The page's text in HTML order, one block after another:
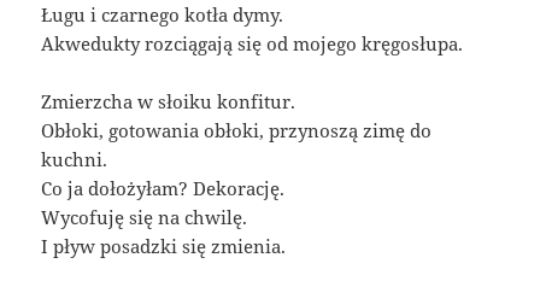
Ługu i czarnego kotła dymy.
Akwedukty rozciągają się od mojego kręgosłupa.
Zmierzcha w słoiku konfitur.
Obłoki, gotowania obłoki, przynoszą zimę do
kuchni.
Co ja dołożyłam? Dekorację.
Wycofuję się na chwilę.
I pływ posadzki się zmienia.